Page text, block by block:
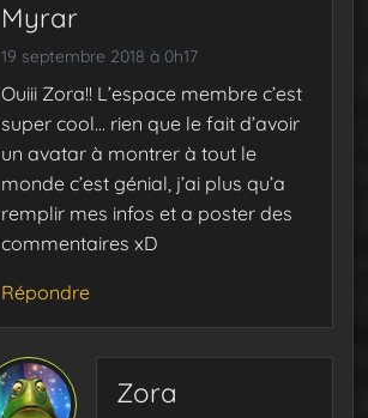
Myrar
19 septembre 2018 à 0h17
Ouiii Zora!! L’espace membre c’est
super cool… rien que le fait d’avoir
un avatar à montrer à tout le
monde c’est génial, j’ai plus qu’a
remplir mes infos et a poster des
commentaires xD
Répondre
Zora